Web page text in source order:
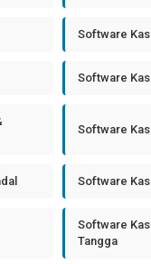
Software
Software
Software
Software
Software
Tangga